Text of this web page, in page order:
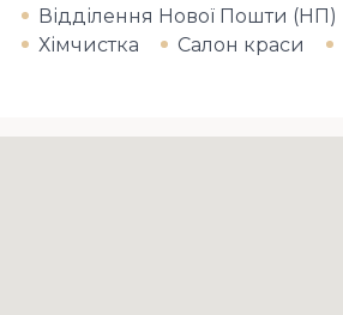
Відділення Нової Пошти (НП)
Хімчистка
Салон краси